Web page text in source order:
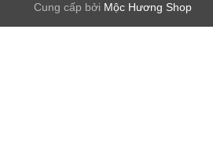
Cung cấp bởi Mộc Hương Shop